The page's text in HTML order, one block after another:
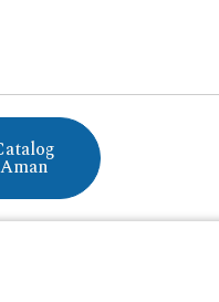
Aman